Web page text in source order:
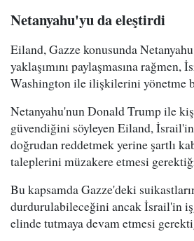
Netanyahu'yu da eleştirdi
Eiland, Gazze konusunda
yaklaşımını paylaşmasına
Washington ile ilişkilerini yönetme
Netanyahu'nun Donald Trump ile
güvendiğini söyleyen Eiland,
doğrudan reddetmek yerine şartlı
taleplerini müzakere etmesi
Bu kapsamda Gazze'deki
durdurulabileceğini ancak İsrail'in
elinde tutmaya devam etmesi